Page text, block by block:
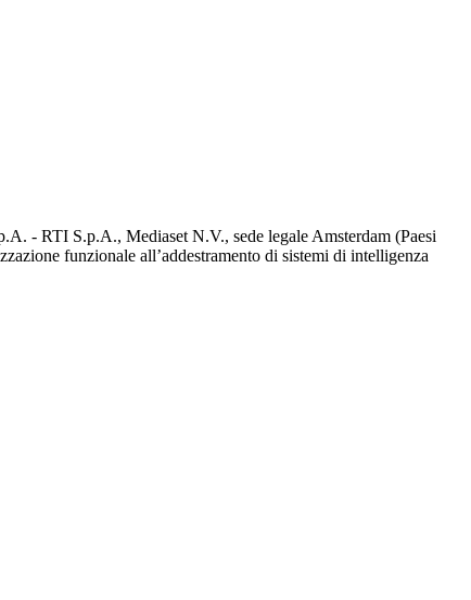
- RTI S.p.A., Mediaset N.V., sede legale Amsterdam (Paesi
funzionale all’addestramento di sistemi di intelligenza